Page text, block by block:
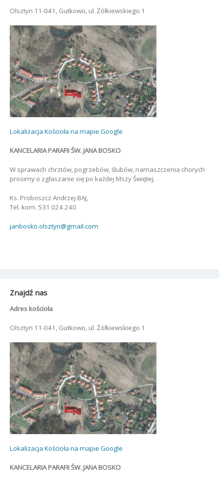
Olsztyn 11-041, Gutkowo, ul. Żółkiewskiego 1
Lokalizacja Kościoła na mapie Google
KANCELARIA PARAFII ŚW. JANA BOSKO
W sprawach chrztów, pogrzebów, ślubów, namaszczenia chorych
prosimy o zgłaszanie się po każdej Mszy Świętej.
Ks. Proboszcz Andrzej BAJ,
Tel. kom. 531 024 240
janbosko.olsztyn@gmail.com
Znajdź nas
Adres kościoła
Olsztyn 11-041, Gutkowo, ul. Żółkiewskiego 1
Lokalizacja Kościoła na mapie Google
KANCELARIA PARAFII ŚW. JANA BOSKO